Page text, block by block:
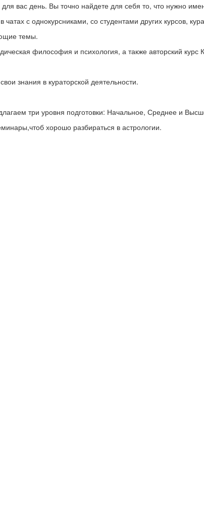
вас день. Вы точно найдете для себя то, что нужно
в чатах с однокурсниками, со студентами других курсов,
темы.
философия и психология, а также авторский курс
знания в кураторской деятельности.
три уровня подготовки: Начальное, Среднее и
хорошо разбираться в астрологии.